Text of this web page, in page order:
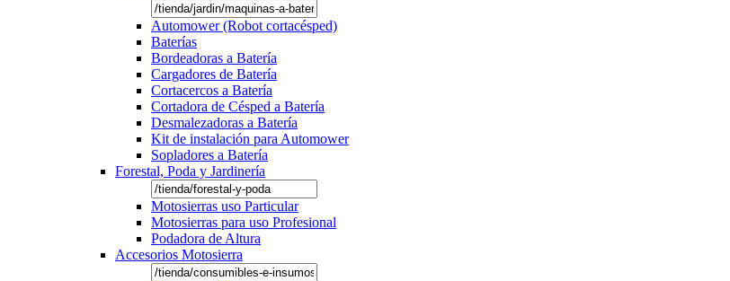
Automower (Robot cortacésped)
Baterías
Bordeadoras a Batería
Cargadores de Batería
Cortacercos a Batería
Cortadora de Césped a Batería
Desmalezadoras a Batería
Kit de instalación para Automower
Sopladores a Batería
Forestal, Poda y Jardinería
Motosierras uso Particular
Motosierras para uso Profesional
Podadora de Altura
Accesorios Motosierra